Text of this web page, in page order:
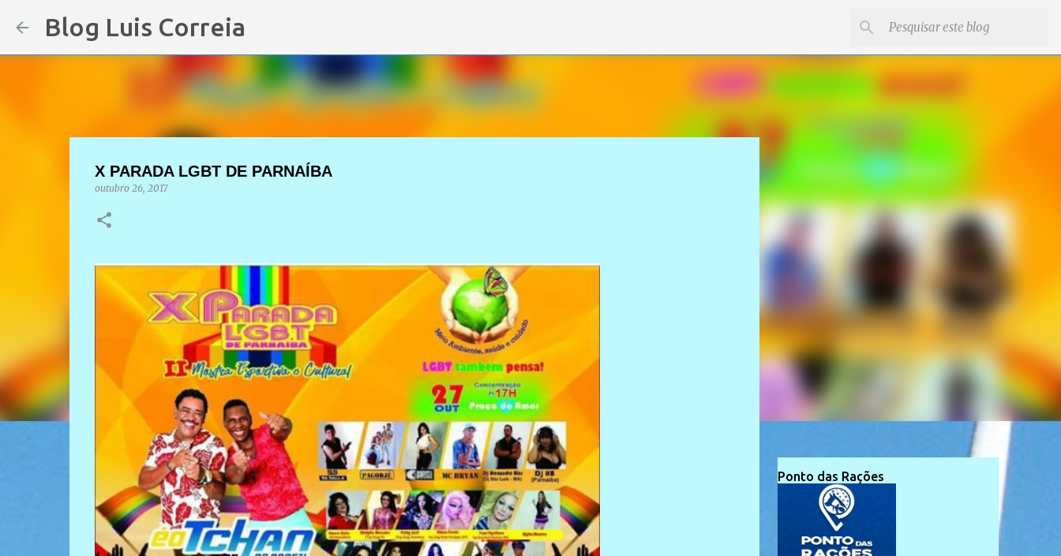
Blog Luis Correia
X PARADA LGBT DE PARNAÍBA
outubro 26, 2017
Ponto das Rações